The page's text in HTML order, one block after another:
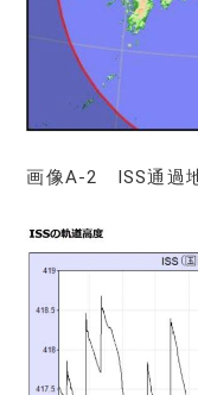
画像A-2 ISS通過